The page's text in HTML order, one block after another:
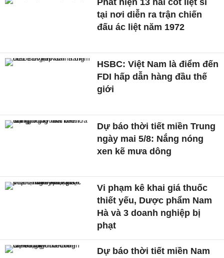
Phát hiện 13 hài cốt liệt sĩ
tại nơi diễn ra trận chiến
đấu ác liệt năm 1972
HSBC: Việt Nam là điểm đến
FDI hấp dẫn hàng đầu thế
giới
Dự báo thời tiết miền Trung
ngày mai 5/8: Nắng nóng
xen kẽ mưa dông
Vi phạm kê khai giá thuốc
thiết yếu, Dược phẩm Nam
Hà và 3 doanh nghiệp bị
phạt
Dự báo thời tiết miền Nam